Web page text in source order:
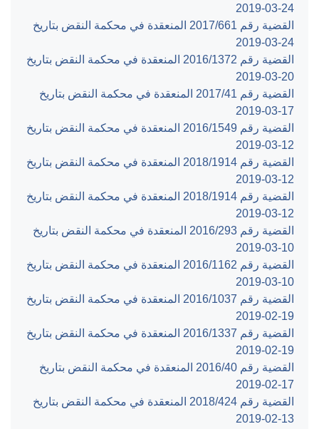
‎2019-03-24‏
القضية رقم ‎661‏/‎2017‏ المنعقدة في محكمة النقض بتاريخ
‎2019-03-24‏
القضية رقم ‎1372‏/‎2016‏ المنعقدة في محكمة النقض بتاريخ
‎2019-03-20‏
القضية رقم ‎41‏/‎2017‏ المنعقدة في محكمة النقض بتاريخ
‎2019-03-17‏
القضية رقم ‎1549‏/‎2016‏ المنعقدة في محكمة النقض بتاريخ
‎2019-03-12‏
القضية رقم ‎1914‏/‎2018‏ المنعقدة في محكمة النقض بتاريخ
‎2019-03-12‏
القضية رقم ‎1914‏/‎2018‏ المنعقدة في محكمة النقض بتاريخ
‎2019-03-12‏
القضية رقم ‎293‏/‎2016‏ المنعقدة في محكمة النقض بتاريخ
‎2019-03-10‏
القضية رقم ‎1162‏/‎2016‏ المنعقدة في محكمة النقض بتاريخ
‎2019-03-10‏
القضية رقم ‎1037‏/‎2016‏ المنعقدة في محكمة النقض بتاريخ
‎2019-02-19‏
القضية رقم ‎1337‏/‎2016‏ المنعقدة في محكمة النقض بتاريخ
‎2019-02-19‏
القضية رقم ‎40‏/‎2016‏ المنعقدة في محكمة النقض بتاريخ
‎2019-02-17‏
القضية رقم ‎424‏/‎2018‏ المنعقدة في محكمة النقض بتاريخ
‎2019-02-13‏